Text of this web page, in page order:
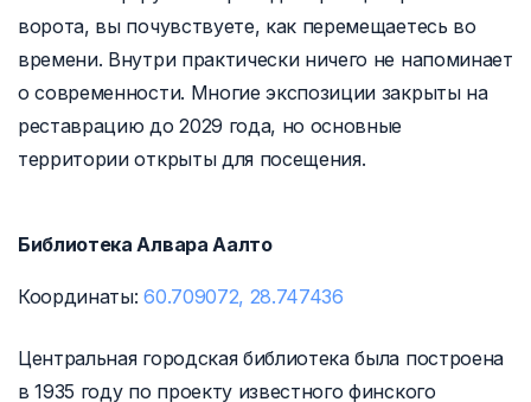
ворота, вы почувствуете, как перемещаетесь во
времени. Внутри практически ничего не напоминает
о современности. Многие экспозиции закрыты на
реставрацию до 2029 года, но основные
территории открыты для посещения.
Библиотека Алвара Аалто
Координаты:60.709072, 28.747436
Центральная городская библиотека была построена
в 1935 году по проекту известного финского